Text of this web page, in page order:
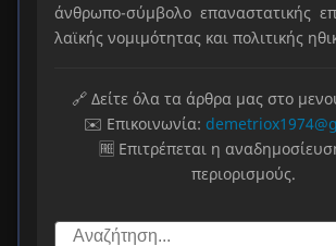
άνθρωπο-σύμβολο επαναστατικής
λαϊκής νομιμότητας και πολιτικής
🔗 Δείτε όλα τα άρθρα μας στο
✉️ Επικοινωνία:
🆓 Επιτρέπεται η
περιορισμούς.